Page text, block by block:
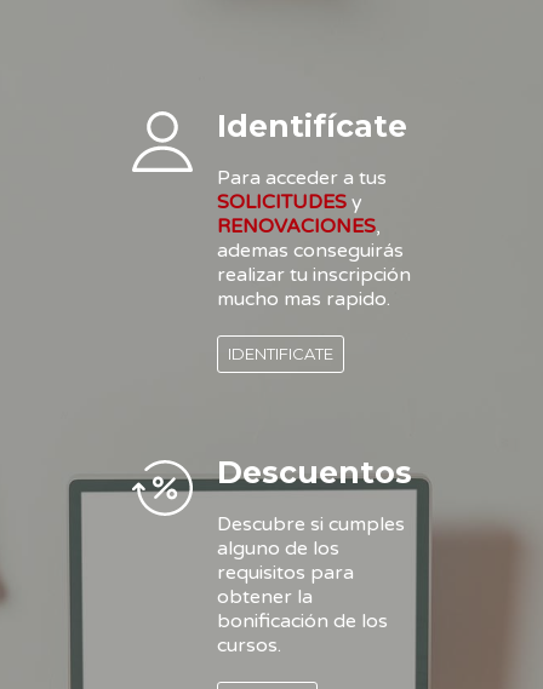
Identifícate
Para acceder a tus
SOLICITUDES y
RENOVACIONES,
ademas conseguirás
realizar tu inscripción
mucho mas rapido.
IDENTIFICATE
Descuentos
Descubre si cumples
alguno de los
requisitos para
obtener la
bonificación de los
cursos.